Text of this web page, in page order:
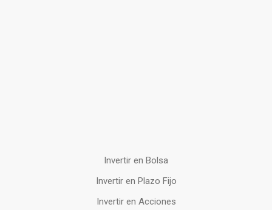
Invertir en Bolsa
Invertir en Plazo Fijo
Invertir en Acciones